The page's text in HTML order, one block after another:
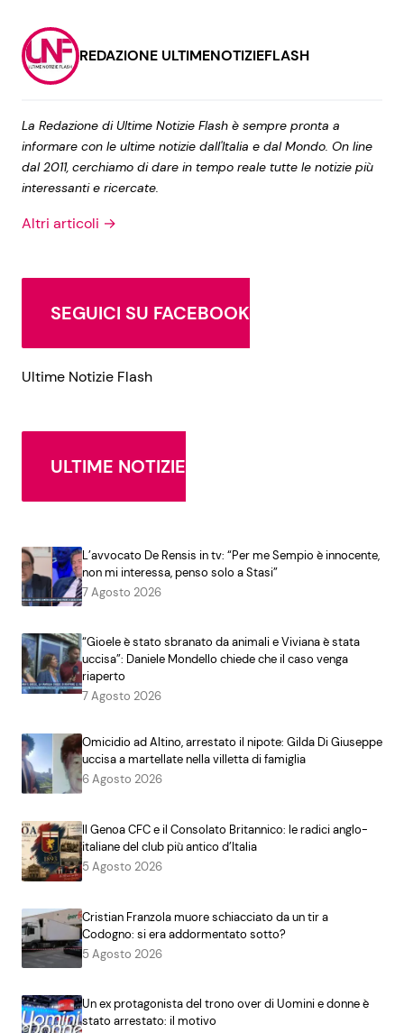
REDAZIONE ULTIMENOTIZIEFLASH
La Redazione di Ultime Notizie Flash è sempre pronta a
informare con le ultime notizie dall'Italia e dal Mondo. On line
dal 2011, cerchiamo di dare in tempo reale tutte le notizie più
interessanti e ricercate.
Altri articoli →
SEGUICI SU FACEBOOK
Ultime Notizie Flash
ULTIME NOTIZIE
L’avvocato De Rensis in tv: “Per me Sempio è innocente,
non mi interessa, penso solo a Stasi”
7 Agosto 2026
“Gioele è stato sbranato da animali e Viviana è stata
uccisa”: Daniele Mondello chiede che il caso venga
riaperto
7 Agosto 2026
Omicidio ad Altino, arrestato il nipote: Gilda Di Giuseppe
uccisa a martellate nella villetta di famiglia
6 Agosto 2026
Il Genoa CFC e il Consolato Britannico: le radici anglo-
italiane del club più antico d’Italia
5 Agosto 2026
Cristian Franzola muore schiacciato da un tir a
Codogno: si era addormentato sotto?
5 Agosto 2026
Un ex protagonista del trono over di Uomini e donne è
stato arrestato: il motivo